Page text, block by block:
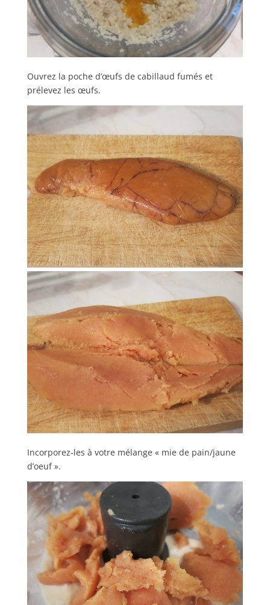
Ouvrez la poche d’œufs de cabillaud fumés et
prélevez les œufs.
Incorporez-les à votre mélange « mie de pain/jaune
d’oeuf ».